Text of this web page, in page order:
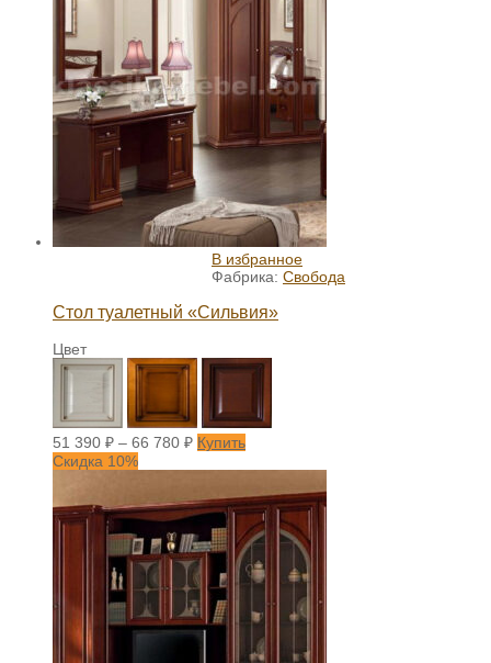
В избранное
Фабрика: Свобода
Стол туалетный «Сильвия»
Цвет
51 390 ₽ – 66 780 ₽ Купить
Скидка 10%